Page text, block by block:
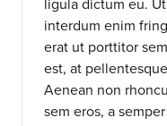
ligula dictum eu.
interdum enim
erat ut porttitor
est, at
Aenean non
sem eros, a